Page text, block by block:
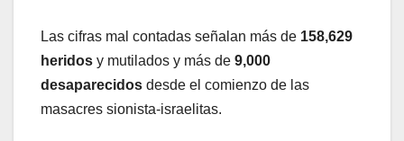
Las cifras mal contadas señalan más de 158,629
heridos y mutilados y más de 9,000
desaparecidos desde el comienzo de las
masacres sionista-israelitas.